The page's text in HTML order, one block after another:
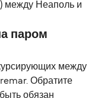
между Неаполь и
паром
между
Обратите
обязан